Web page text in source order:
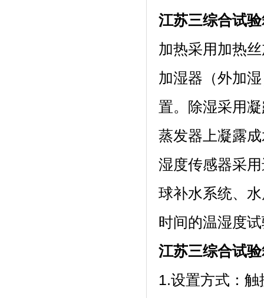
江苏三综合试验
加热采用加热丝
加湿器（外加湿
置。除湿采
蒸发器上凝露成
湿度传感器采用
球补水系统
时间的温湿度试验
江苏三综合试
1.设置方式：触